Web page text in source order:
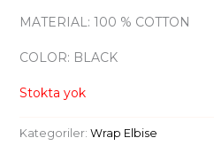
MATERIAL: 100 % COTTON
COLOR: BLACK
Stokta yok
Kategoriler: Wrap Elbise